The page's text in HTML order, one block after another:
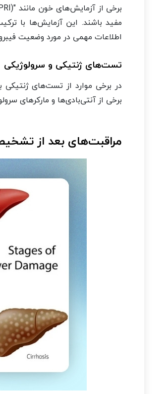
مفید باشند. این آزمایش‌ها با
اطلاعات مهمی در مورد وضعیت
تست‌های ژنتیکی و سرولوژیکی
در برخی موارد از تست‌های
برخی از آنتی‌بادی‌ها و مارکرهای
مراقبت‌های بعد از